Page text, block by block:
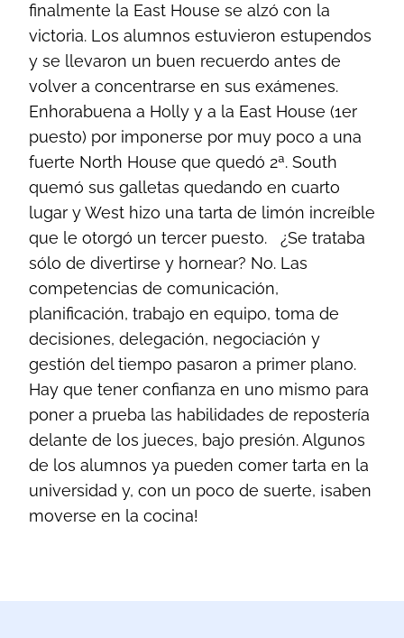
finalmente la East House se alzó con la
victoria. Los alumnos estuvieron estupendos
y se llevaron un buen recuerdo antes de
volver a concentrarse en sus exámenes.
Enhorabuena a Holly y a la East House (1er
puesto) por imponerse por muy poco a una
fuerte North House que quedó 2ª. South
quemó sus galletas quedando en cuarto
lugar y West hizo una tarta de limón increíble
que le otorgó un tercer puesto.
¿Se trataba
sólo de divertirse y hornear? No. Las
competencias de comunicación,
planificación, trabajo en equipo, toma de
decisiones, delegación, negociación y
gestión del tiempo pasaron a primer plano.
Hay que tener confianza en uno mismo para
poner a prueba las habilidades de repostería
delante de los jueces, bajo presión. Algunos
de los alumnos ya pueden comer tarta en la
universidad y, con un poco de suerte, ¡saben
moverse en la cocina!